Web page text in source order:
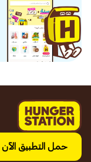
حمل التطبيق الآن